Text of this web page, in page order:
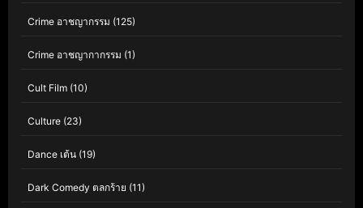
Crime อาชญากรรม (125)
Crime อาชญากากรรม (1)
Cult Film (10)
Culture (23)
Dance เต้น (19)
Dark Comedy ตลกร้าย (11)